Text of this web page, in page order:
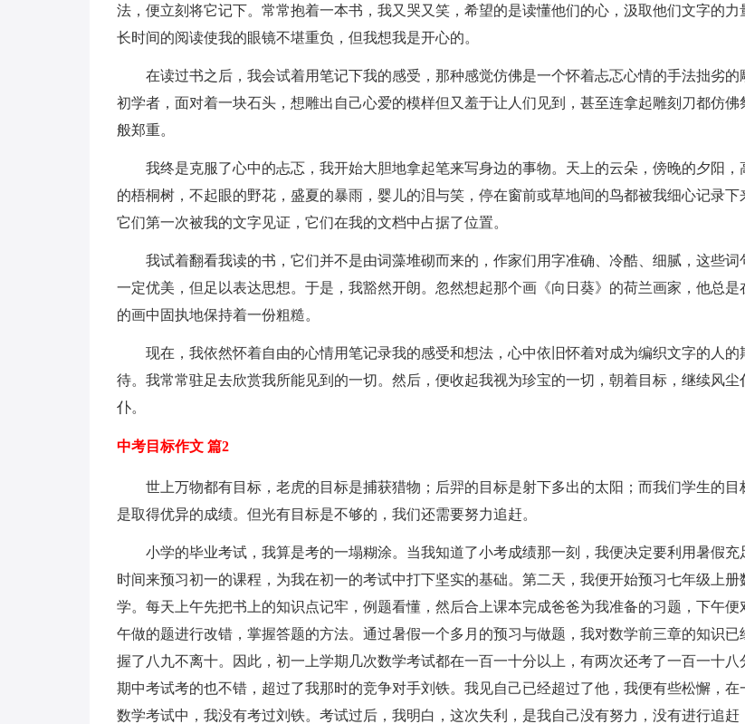
法，便立刻将它记下。常常抱着一本书，我又哭又笑，希望的是读懂他们的心，汲取他们文字的力
长时间的阅读使我的眼镜不堪重负，但我想我是开心的。
在读过书之后，我会试着用笔记下我的感受，那种感觉仿佛是一个怀着忐忑心情的手法拙劣的
初学者，面对着一块石头，想雕出自己心爱的模样但又羞于让人们见到，甚至连拿起雕刻刀都仿佛
般郑重。
我终是克服了心中的忐忑，我开始大胆地拿起笔来写身边的事物。天上的云朵，傍晚的夕阳，
的梧桐树，不起眼的野花，盛夏的暴雨，婴儿的泪与笑，停在窗前或草地间的鸟都被我细心记录下
它们第一次被我的文字见证，它们在我的文档中占据了位置。
我试着翻看我读的书，它们并不是由词藻堆砌而来的，作家们用字准确、冷酷、细腻，这些词
一定优美，但足以表达思想。于是，我豁然开朗。忽然想起那个画《向日葵》的荷兰画家，他总是
的画中固执地保持着一份粗糙。
现在，我依然怀着自由的心情用笔记录我的感受和想法，心中依旧怀着对成为编织文字的人的
待。我常常驻足去欣赏我所能见到的一切。然后，便收起我视为珍宝的一切，朝着目标，继续风尘
仆。
中考目标作文 篇2
世上万物都有目标，老虎的目标是捕获猎物；后羿的目标是射下多出的太阳；而我们学生的目
是取得优异的成绩。但光有目标是不够的，我们还需要努力追赶。
小学的毕业考试，我算是考的一塌糊涂。当我知道了小考成绩那一刻，我便决定要利用暑假充
时间来预习初一的课程，为我在初一的考试中打下坚实的基础。第二天，我便开始预习七年级上册
学。每天上午先把书上的知识点记牢，例题看懂，然后合上课本完成爸爸为我准备的习题，下午便
午做的题进行改错，掌握答题的方法。通过暑假一个多月的预习与做题，我对数学前三章的知识已
握了八九不离十。因此，初一上学期几次数学考试都在一百一十分以上，有两次还考了一百一十八
期中考试考的也不错，超过了我那时的竞争对手刘铁。我见自己已经超过了他，我便有些松懈，在
数学考试中，我没有考过刘铁。考试过后，我明白，这次失利，是我自己没有努力，没有进行追赶